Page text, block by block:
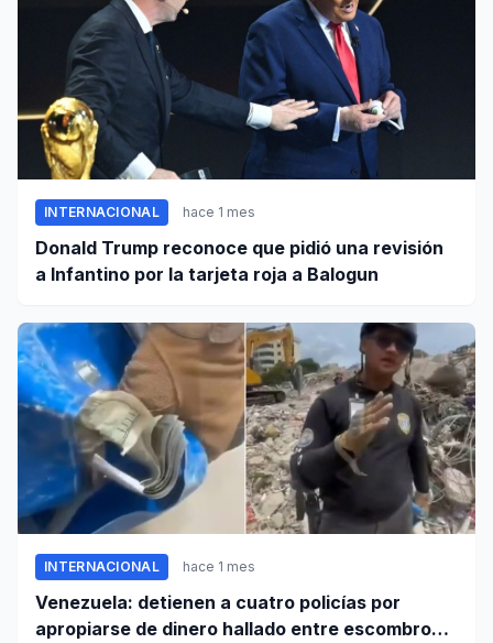
INTERNACIONAL hace 1 mes
Donald Trump reconoce que pidió una revisión
a Infantino por la tarjeta roja a Balogun
INTERNACIONAL hace 1 mes
Venezuela: detienen a cuatro policías por
apropiarse de dinero hallado entre escombros